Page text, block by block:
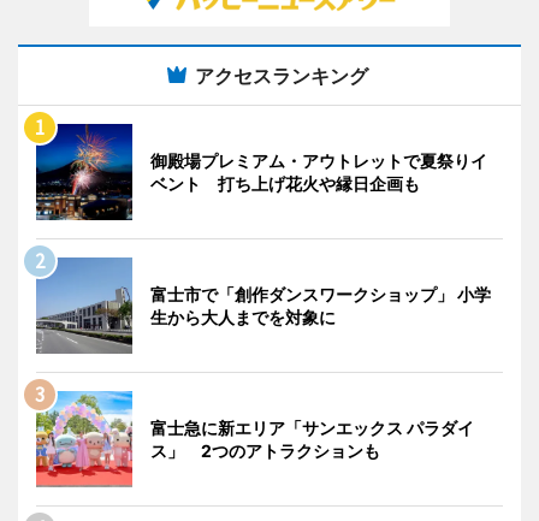
アクセスランキング
御殿場プレミアム・アウトレットで夏祭りイ
ベント 打ち上げ花火や縁日企画も
富士市で「創作ダンスワークショップ」 小学
生から大人までを対象に
富士急に新エリア「サンエックス パラダイ
ス」 2つのアトラクションも